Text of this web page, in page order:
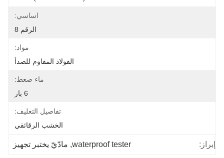
اساسي:
الرقم 8
مواد:
الفولاذ المقاوم للصدأ
ماء ضغط:
تفاصيل التغليف:
الخشب الرقائقي
إبراز: waterproof tester
, مادّيّ يختبر تجهيز